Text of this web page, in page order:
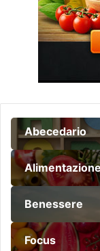
Abecedario
Benessere
Focus